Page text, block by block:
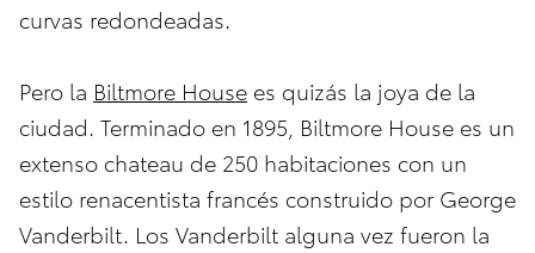
curvas redondeadas.
Pero la Biltmore House es quizás la joya de la
ciudad. Terminado en 1895, Biltmore House es un
extenso chateau de 250 habitaciones con un
estilo renacentista francés construido por George
Vanderbilt. Los Vanderbilt alguna vez fueron la